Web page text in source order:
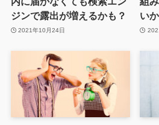
ジンで露出が増えるかも？
2021年10月24日
い